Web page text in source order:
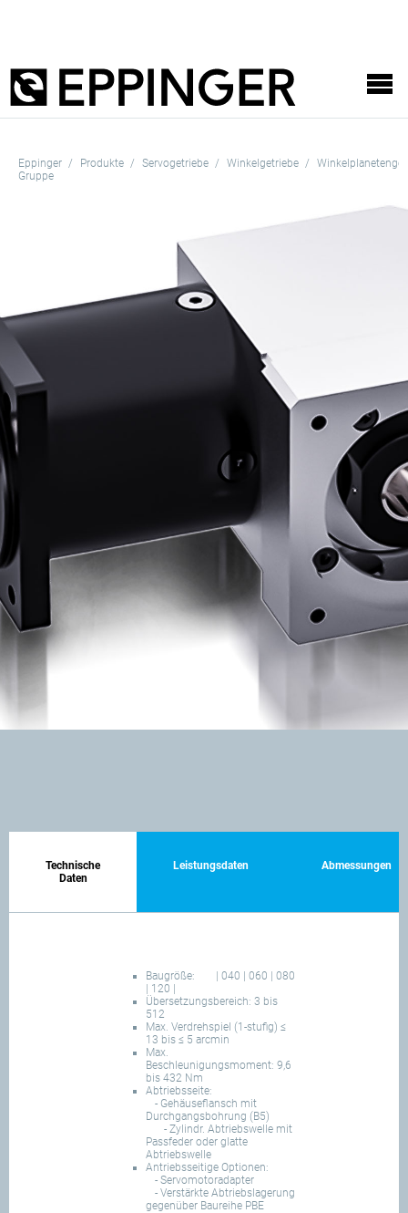
Eppinger
Gruppe
Produkte Servogetriebe Winkelgetriebe
Technische
Daten
Leistungsdaten Abmessungen
Baugröße:
| 040 | 060 | 080
| 120 |
Übersetzungsbereich: 3 bis
512
Max. Verdrehspiel (1-stufig) ≤
13 bis ≤ 5 arcmin
Max.
Beschleunigungsmoment: 9,6
bis 432 Nm
Abtriebsseite:
- Gehäuseflansch mit
Durchgangsbohrung (B5)
- Zylindr. Abtriebswelle mit
Passfeder oder glatte
Abtriebswelle
Antriebsseitige Optionen:
- Servomotoradapter
- Verstärkte Abtriebslagerung
gegenüber Baureihe PBE